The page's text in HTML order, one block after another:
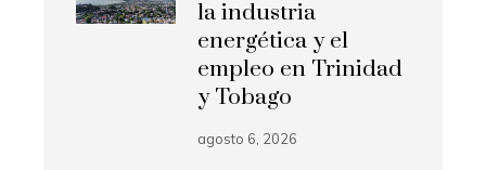
la industria
energética y el
empleo en Trinidad
y Tobago
agosto 6, 2026